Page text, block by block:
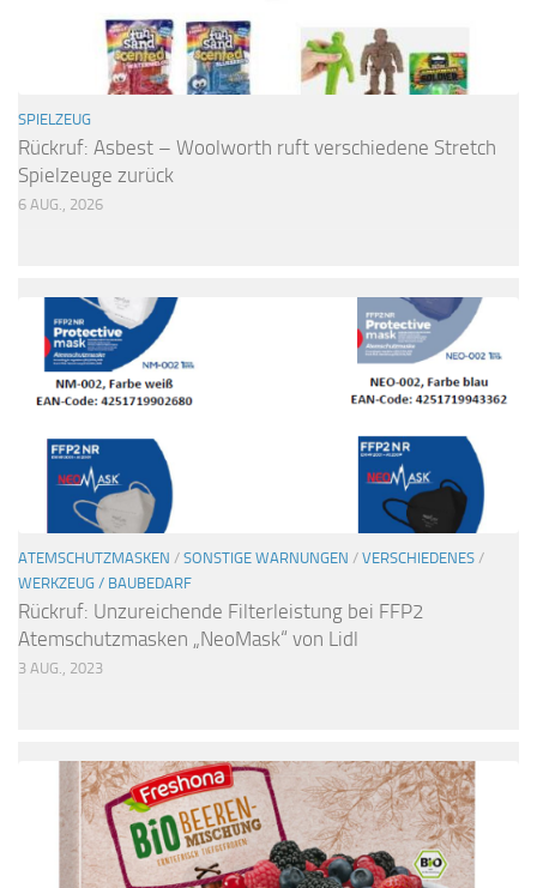
SPIELZEUG
Rückruf: Asbest – Woolworth ruft verschiedene Stretch
Spielzeuge zurück
6 AUG., 2026
ATEMSCHUTZMASKEN / SONSTIGE WARNUNGEN / VERSCHIEDENES /
WERKZEUG / BAUBEDARF
Rückruf: Unzureichende Filterleistung bei FFP2
Atemschutzmasken „NeoMask“ von Lidl
3 AUG., 2023